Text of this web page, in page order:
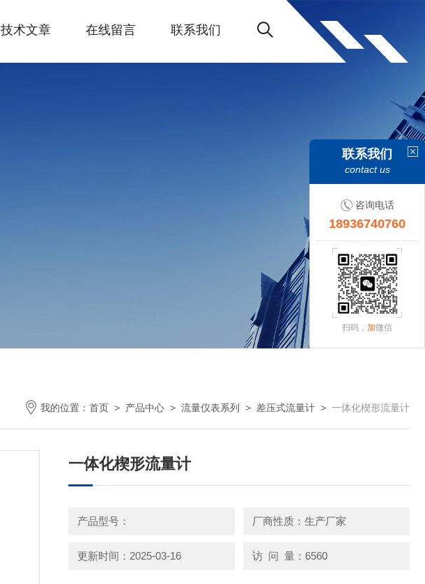
技术文章 在线留言 联系我们
我的位置： 首页 > 产品中心 > 流量仪表系列 > 差压式流量计 > 一体化楔形流量计
一体化楔形流量计
产品型号： 厂商性质：生产厂家
更新时间：2025-03-16 访 问 量：6560
联系我们
contact us
咨询电话
18936740760
扫码， 加微信